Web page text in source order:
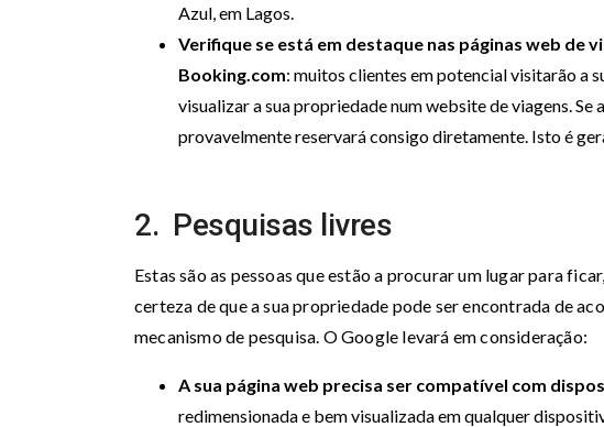
Azul, em Lagos.
Verifique se está em destaque nas páginas web de
Booking.com: muitos clientes em potencial visitarão a
visualizar a sua propriedade num website de viagens.
provavelmente reservará consigo diretamente. Isto é
2. Pesquisas livres
Estas são as pessoas que estão a procurar um lugar para
certeza de que a sua propriedade pode ser encontrada de
mecanismo de pesquisa. O Google levará em consideração:
A sua página web precisa ser compatível com
redimensionada e bem visualizada em qualquer